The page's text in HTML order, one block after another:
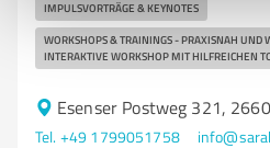
IMPULSVORTRÄGE & KEYNOTES
WORKSHOPS & TRAININGS - PRAXISNAH UND
INTERAKTIVE WORKSHOP MIT HILFREICHEN
Esenser Postweg 321,
Tel. +49 1799051758